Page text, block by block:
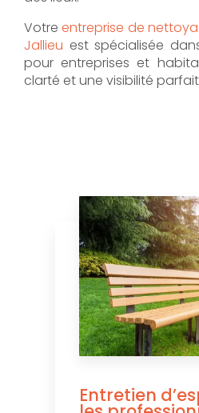
Votreentreprise de
Jallieu est spécialisée
pour entreprises et
clarté et une visibilité
Entretien